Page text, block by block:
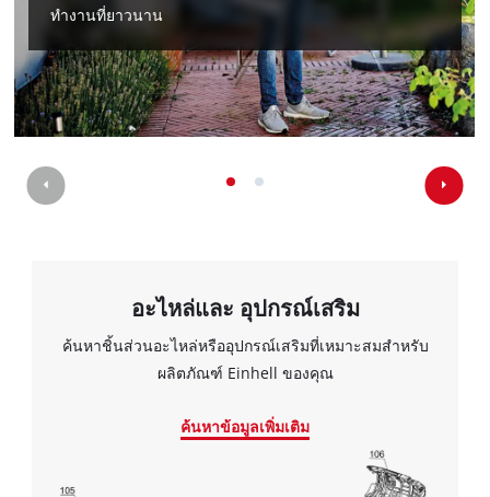
This content is not permitted to load due
to trackers that are not disclosed to the
visitor. The website owner needs to setup
the site with their CMP to add this content
Usercentrics Consent
Management Platform
ทำงานที่ยาวนาน
อะไหล่และ อุปกรณ์เสริม
ค้นหาชิ้นส่วนอะไหล่หรืออุปกรณ์เสริมที่เหมาะสมสำหรับ
ผลิตภัณฑ์ Einhell ของคุณ
ค้นหาข้อมูลเพิ่มเติม